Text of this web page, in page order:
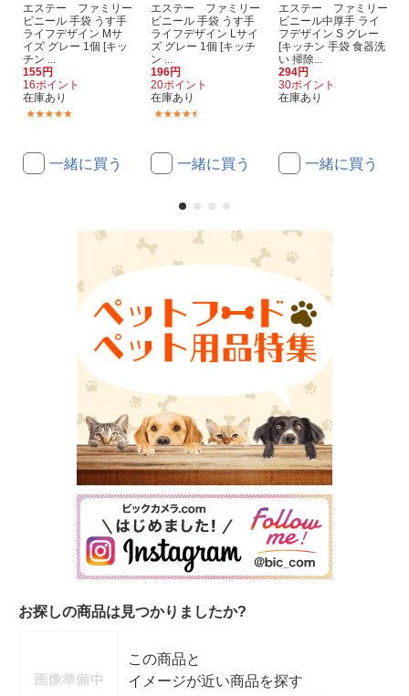
エステー ファミリー
ビニール 手袋 うす手
ライフデザイン Mサ
イズ グレー 1個 [キッ
チン ...
155円
16ポイント
在庫あり
一緒に買う
エステー ファミリー
ビニール 手袋 うす手
ライフデザイン Lサイ
ズ グレー 1個 [キッチ
ン ...
196円
20ポイント
在庫あり
一緒に買う
エステー ファミリー
ビニール中厚手 ライ
フデザイン S グレー
[キッチン 手袋 食器洗
い 掃除...
294円
30ポイント
在庫あり
一緒に買う
お探しの商品は見つかりましたか?
この商品と
イメージが近い商品を探す